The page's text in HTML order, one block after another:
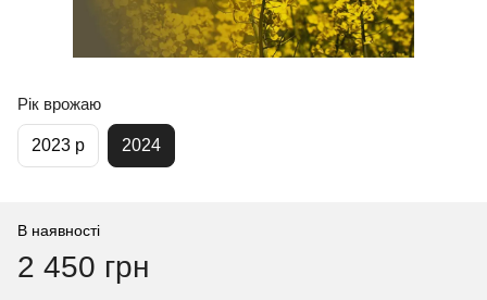
Рік врожаю
2023 р 2024
В наявності
2 450 грн